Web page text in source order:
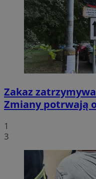
Zakaz
Zmiany potrwają
1
3